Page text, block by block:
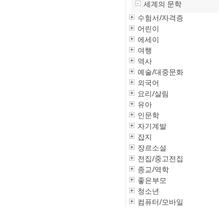
세계의 문학
수험서/자격증
어린이
에세이
여행
역사
예술/대중문화
외국어
요리/살림
유아
인문학
자기계발
잡지
장르소설
전집/중고전집
종교/역학
좋은부모
청소년
컴퓨터/모바일